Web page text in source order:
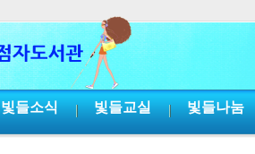
빛들소식 빛들교실 빛들나눔